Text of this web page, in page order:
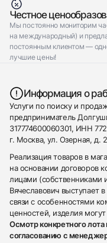
Честное
Мы постоянно мониторим
на международный) и
постоянным клиентом —
лучшие цены!
Информация о
Услуги по поиску и
предприниматель
317774600060301, ИНН
г. Москва, ул. Озерная, д.
Реализация товаров в
на основании договоров
лицами (собственниками
Вячеславович выступает
связи с особенностями
ценностей, изделия
Осмотр конкретного
согласованию с